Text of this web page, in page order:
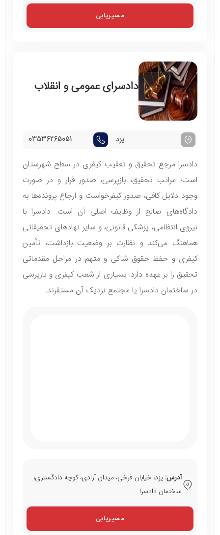
مسیریابی
دادسرای عمومی و انقلاب
یزد 03536265051
دادسرا مرجع تحقیق و تعقیب کیفری در سطح شهرستان
است؛ مراتب تحقیق، بازپرسی، صدور قرار و در صورت
وجود دلایل کافی، صدور کیفرخواست و ارجاع پرونده‌ها به
دادگاه‌های صالح از وظایف اصلی آن است. دادسرا با
نیروی انتظامی، پزشکی قانونی، و سایر نهادهای تحقیقاتی
هماهنگ می‌کند و نظارت بر وضعیت بازداشت، تأمین
کیفری و حفظ حقوق شاکی و متهم در مراحل مقدماتی
تحقیق را بر عهده دارد. بسیاری از شعب کیفری و بازپرسی
در ساختمان دادسرا یا مجتمع نزدیک آن مستقرند.
آدرس: یزد، خیابان فرخی، میدان آزادی، کوچه دادگستری،
ساختمان دادسرا
مسیریابی